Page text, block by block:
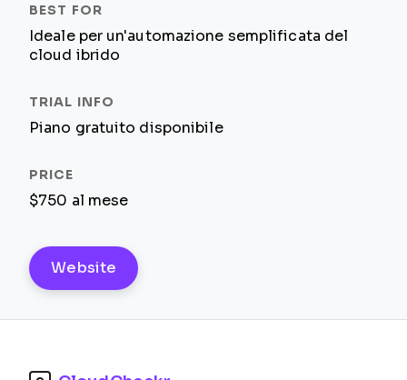
Ideale per un'automazione semplificata del
cloud ibrido
Piano gratuito disponibile
$750 al mese
Website